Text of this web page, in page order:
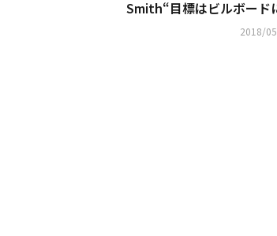
Smith“目標はビルボード
クイン、化粧品ブランド
2018/